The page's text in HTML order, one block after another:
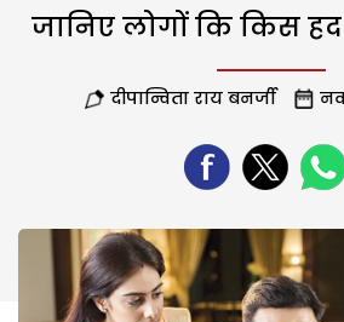
जानिए लोगों कि किस
दीपान्विता राय बनर्जी